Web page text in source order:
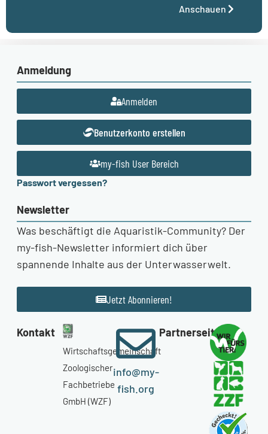
Anschauen
Anmeldung
Anmelden
Benutzerkonto erstellen
my-fish User Bereich
Passwort vergessen?
Newsletter
Was beschäftigt die Aquaristik-Community? Der
my-fish-Newsletter informiert dich über
spannende Inhalte aus der Unterwasserwelt.
Jetzt Abonnieren!
Kontakt
Wirtschaftsgemeinschaft
Zoologischer
Fachbetriebe
GmbH (WZF)
info@my-
fish.org
Partnerseiten